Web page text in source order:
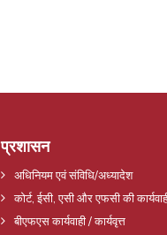
प्रशासन
अधिनियम एवं संविधि/अध्यादेश
कोर्ट, ईसी, एसी और एफसी की
बीएफएस कार्यवाही / कार्यवृत्त